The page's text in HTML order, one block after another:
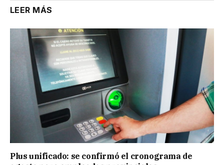
LEER MÁS
Plus unificado: se confirmó el cronograma de